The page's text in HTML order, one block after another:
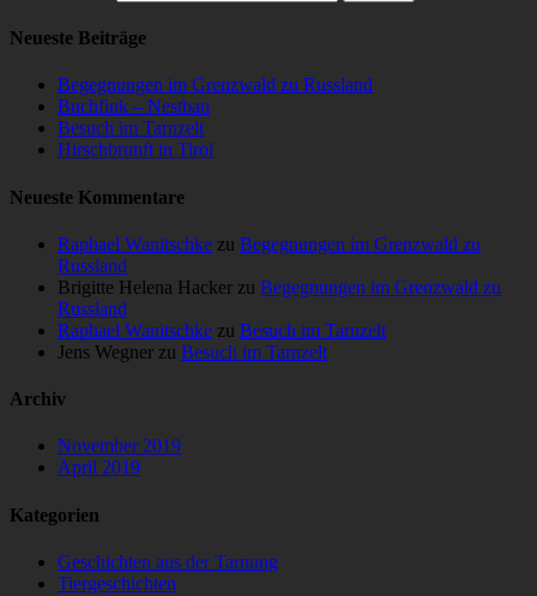
Neueste Beiträge
Begegnungen im Grenzwald zu Russland
Buchfink – Nestbau
Besuch im Tarnzelt
Hirschbrunft in Tirol
Neueste Kommentare
Raphael Wanitschke zu Begegnungen im Grenzwald zu
Russland
Brigitte Helena Hacker zu Begegnungen im Grenzwald zu
Russland
Raphael Wanitschke zu Besuch im Tarnzelt
Jens Wegner zu Besuch im Tarnzelt
Archiv
November 2019
April 2019
Kategorien
Geschichten aus der Tarnung
Tiergeschichten